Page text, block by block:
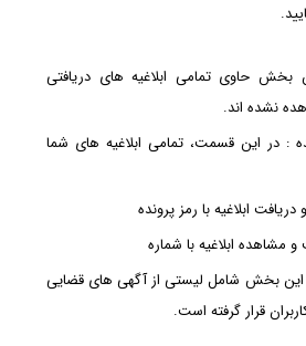
بخش حاوی تمامی ابلاغیه های دریافتی
نشده اند.
: در این قسمت، تمامی ابلاغیه های شما
ابلاغیه با رمز پرونده
مشاهده ابلاغیه با شماره
: این بخش شامل لیستی از آگهی های قضایی
قرار گرفته است.